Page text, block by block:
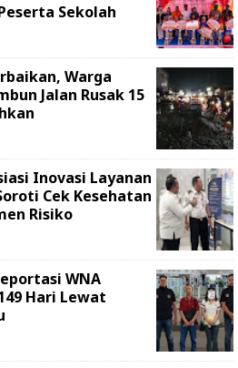
Sekolah
Warga
Jalan Rusak 15
Inovasi Layanan
Cek Kesehatan
Risiko
WNA
Hari Lewat